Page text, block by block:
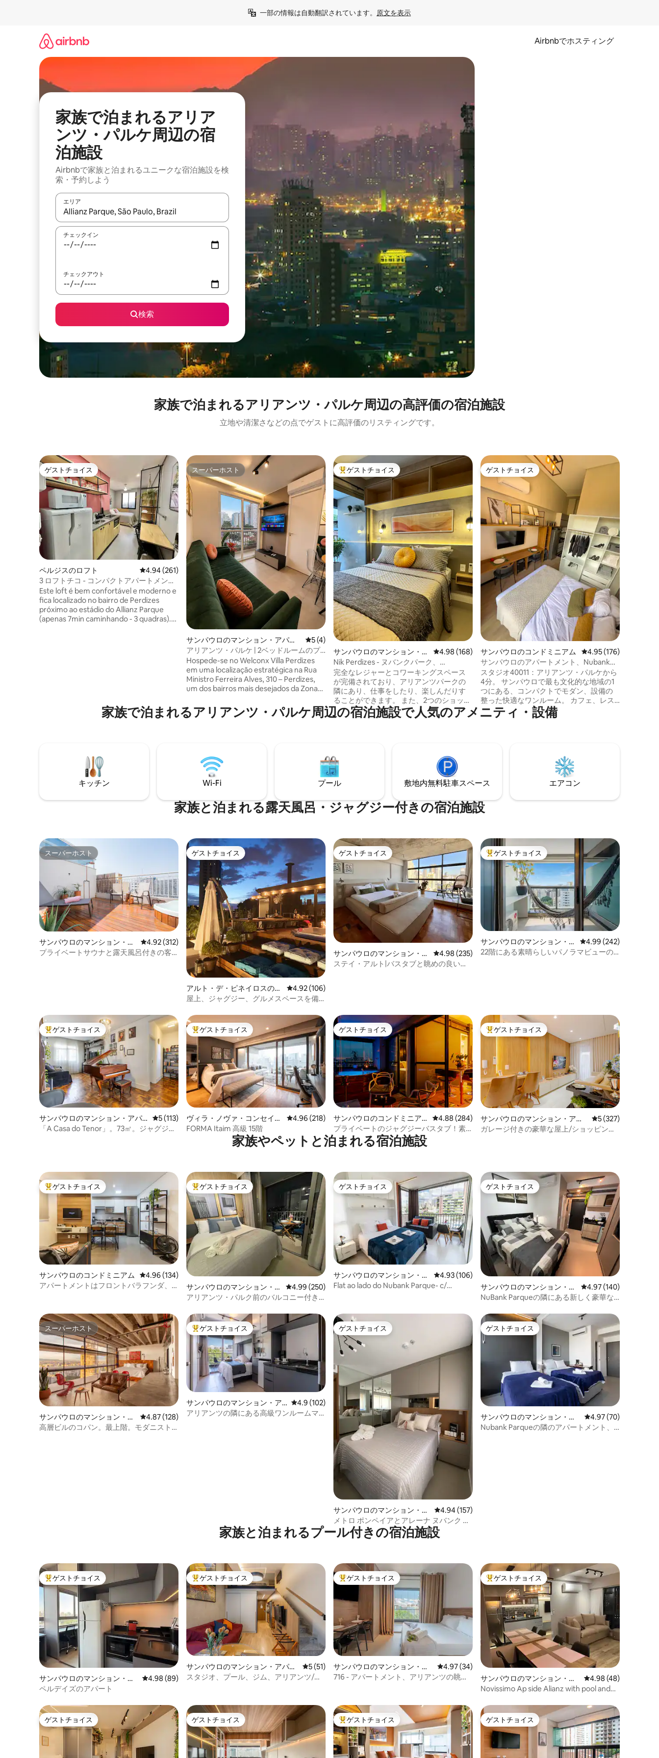
一部の情報は自動翻訳されています。 原文を表示
Airbnbでホスティング
家族で泊まれるアリア
ンツ・パルケ周辺の宿
泊施設
Airbnbで家族と泊まれるユニークな宿泊施設を検
索・予約しよう
エリア
検索結果が表示されたら、上下の矢印キーを使って移動するか、画面をタッチまたはスワイプして検索結果を確認することができます。
チェックイン
チェックアウト
検索
家族で泊まれるアリアンツ・パルケ周⁠辺⁠の高⁠評⁠価⁠の宿⁠泊⁠施⁠設
立地や清潔さなどの点でゲストに高評価のリスティングです。
ゲストチョイス
ゲストチョイス
ペルジスのロフト レビュー261件、5つ星中4.94つ星の平均評価
4.94 (261)
3 ロフトチコ - コンパクトアパートメン
ト、ヌバンクPまでわずか500m
Este loft é bem confortável e moderno e
fica localizado no bairro de Perdizes
próximo ao estádio do Allianz Parque
(apenas 7min caminhando - 3 quadras).
スーパーホスト
スーパーホスト
サンパウロのマンション・アパー
ト
レビュー4件、5つ星中5つ星の平均評価
5 (4)
アリアンツ・パルケ | 2ベッドルームのプ
レミアム、ガレージ付き
Hospede-se no Welconx Villa Perdizes
em uma localização estratégica na Rua
Ministro Ferreira Alves, 310 – Perdizes,
um dos bairros mais desejados da Zona
de pontos muito buscados por
hóspedes, como Allianz Parque,
restaurantes, perfeito para estadias
curtas ou longas.
大好評のゲストチョイスです。
ゲストチョイス
サンパウロのマンション・ア
パート
レビュー168件、5つ星中4.98つ星の平均評価
4.98 (168)
Nik Perdizes - ヌバンクパーク、
Unimed、アネンビ
完全なレジャーとコワーキングスペース
が完備されており、アリアンツパークの
隣にあり、仕事をしたり、楽しんだりす
ることができます。 また、2つのショッピ
ングモールの隣にあり、Avenida
Antárticaを渡っています。 Parque da
にもかかわらず、近くに専用駐車場があ
るMarginal Tietêからのアクセスは非常に
簡単です。 ヴィラ・カントリーとメモリ
アル・ダ・アメリカ・ラティーナも近く
ゲストチョイス
ゲストチョイス
サンパウロのコンドミニアム レビュー176件、5つ
4.95 (176)
サンパウロのアパートメント、Nubank
Allianzから5分
スタジオ40011：アリアンツ・パルケから
4分。 サンパウロで最も文化的な地域の1
つにある、コンパクトでモダン、設備の
整った快適なワンルーム。 カフェ、レス
トラン、ショーに📍囲まれています。こ
こでは街が脈打っています 快適な✨ベッ
ロ、冷蔵庫を備えたキッチン。 専用バス
🚿ルームと心地よい照明。「もう少しい
たい」という雰囲気です 楽しむ、休む、
または仕事をするのに最適です。今すぐ
予約してください！
家⁠族⁠で泊⁠ま⁠れ⁠るアリアンツ・パルケ周⁠辺⁠の宿⁠泊⁠施⁠設⁠で人⁠気⁠のア⁠メ⁠ニ⁠テ⁠ィ・設⁠備
キッチン Wi-Fi プール 敷地内無料駐⁠車ス⁠ペ⁠ー⁠ス エアコン
家族と泊まれる露天風呂・ジャグジー付きの宿泊施設
スーパーホスト
スーパーホスト
サンパウロのマンション・ア
パート
レビュー312件、5つ星中4.92つ星の平均評価
4.92 (312)
プライベートサウナと露天風呂付きの客
ゲストチョイス
ゲストチョイス
アルト・デ・ピネイロスの一
軒家
レビュー106件、5つ星中4.92つ星の平均評価
4.92 (106)
屋上、ジャグジー、グルメスペースを備
ゲストチョイス
ゲストチョイス
サンパウロのマンション・ア
パート
レビュー235件、5つ星中4.98つ星の平均評価
4.98 (235)
ステイ・アルト|バスタブと眺めの良い豪
大好評のゲストチョイスです。
ゲストチョイス
サンパウロのマンション・ア
パート
レビュー242件、5つ星
4.99 (242)
22階にある素晴らしいパノラマビューの
大好評のゲストチョイスです。
ゲストチョイス
サンパウロのマンション・アパ
ート
レビュー113件、5つ星中5つ星の平均評価
5 (113)
「A Casa do Tenor」。73㎡。ジャグジー
大好評のゲストチョイスです。
ゲストチョイス
ヴィラ・ノヴァ・コンセイソ
ンのマンション・アパート
レビュー218件、5つ星中4.96つ星の平均評価
4.96 (218)
FORMA Itaim 高級 15階
ゲストチョイス
ゲストチョイス
サンパウロのコンドミニア
ム
レビュー284件、5つ星中4.88つ星の平均評価
4.88 (284)
プライベートのジャグジーバスタブ！素
晴らしい街の眺め！Menvik Homes
大好評のゲストチョイスです。
ゲストチョイス
サンパウロのマンション・アパ
ート
レビュー327件、5
5 (327)
ガレージ付きの豪華な屋上/ショッピング
家族やペットと泊まれる宿泊施設
大好評のゲストチョイスです。
ゲストチョイス
サンパウロのコンドミニアム レビュー134件、5つ星中4.96つ星の平均評価
4.96 (134)
アパートメントはフロントバラフンダ、
大好評のゲストチョイスです。
ゲストチョイス
サンパウロのマンション・ア
パート
レビュー250件、5つ星中4.99つ星の平均評価
4.99 (250)
アリアンツ・パルク前のバルコニー付き
ゲストチョイス
ゲストチョイス
サンパウロのマンション・ア
パート
レビュー106件、5つ星中4.93つ星の平均評価
4.93 (106)
Flat ao lado do Nubank Parque- c/
ゲストチョイス
ゲストチョイス
サンパウロのマンション・ア
パート
レビュー140件、5つ
4.97 (140)
NuBank Parqueの隣にある新しく豪華な
スーパーホスト
スーパーホスト
サンパウロのマンション・ア
パート
レビュー128件、5つ星中4.87つ星の平均評価
4.87 (128)
高層ビルのコパン。最上階。モダニスト
大好評のゲストチョイスです。
ゲストチョイス
サンパウロのマンション・ア
パート
レビュー102件、5つ星中4.9つ星の平均評価
4.9 (102)
アリアンツの隣にある高級ワンルームマ
ゲストチョイス
ゲストチョイス
サンパウロのマンション・ア
パート
レビュー157件、5つ星中4.94つ星の平均評価
4.94 (157)
メトロ ポンペイアとアレーナ ヌバンク パ
ークの目の前にある新築アパートメント
ゲストチョイス
ゲストチョイス
サンパウロのマンション・ア
パート
レビュー70件、5つ星
4.97 (70)
Nubank Parqueの隣のアパートメント、
家族と泊まれるプール付きの宿泊施設
大好評のゲストチョイスです。
ゲストチョイス
サンパウロのマンション・ア
パート
レビュー89件、5つ星中4.98つ星の平均評価
4.98 (89)
ペルデイズのアパート
大好評のゲストチョイスです。
ゲストチョイス
サンパウロのマンション・アパー
ト
レビュー51件、5つ星中5つ星の平均評価
5 (51)
スタジオ、プール、ジム、アリアンツ/ヌ
大好評のゲストチョイスです。
ゲストチョイス
サンパウロのマンション・ア
パート
レビュー34件、5つ星中4.97つ星の平均評価
4.97 (34)
716 - アパートメント、アリアンツの眺望
大好評のゲストチョイスです。
ゲストチョイス
サンパウロのマンション・ア
パート
レビュー48件、5つ星
4.98 (48)
Novissimo Ap side Alianz with pool and
ゲストチョイス
ゲストチョイス ゲストチョイス
ゲストチョイス 大好評のゲストチョイスです。
ゲストチョイス ゲストチョイス
ゲストチョイス